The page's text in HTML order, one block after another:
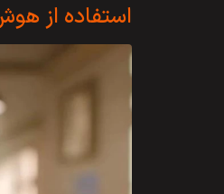
استفاده از